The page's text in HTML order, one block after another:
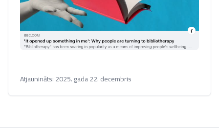
Atjaunināts:2025. gada 22. decembris